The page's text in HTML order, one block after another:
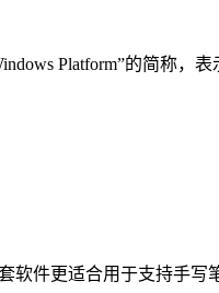
Platform”的简称，表
软件更适合用于支持手